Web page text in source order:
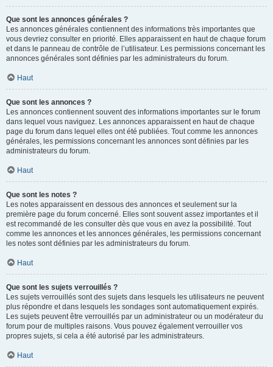
Que sont les annonces générales ?
Les annonces générales contiennent des informations très importantes que
vous devriez consulter en priorité. Elles apparaissent en haut de chaque forum
et dans le panneau de contrôle de l’utilisateur. Les permissions concernant les
annonces générales sont définies par les administrateurs du forum.
Haut
Que sont les annonces ?
Les annonces contiennent souvent des informations importantes sur le forum
dans lequel vous naviguez. Les annonces apparaissent en haut de chaque
page du forum dans lequel elles ont été publiées. Tout comme les annonces
générales, les permissions concernant les annonces sont définies par les
administrateurs du forum.
Haut
Que sont les notes ?
Les notes apparaissent en dessous des annonces et seulement sur la
première page du forum concerné. Elles sont souvent assez importantes et il
est recommandé de les consulter dès que vous en avez la possibilité. Tout
comme les annonces et les annonces générales, les permissions concernant
les notes sont définies par les administrateurs du forum.
Haut
Que sont les sujets verrouillés ?
Les sujets verrouillés sont des sujets dans lesquels les utilisateurs ne peuvent
plus répondre et dans lesquels les sondages sont automatiquement expirés.
Les sujets peuvent être verrouillés par un administrateur ou un modérateur du
forum pour de multiples raisons. Vous pouvez également verrouiller vos
propres sujets, si cela a été autorisé par les administrateurs.
Haut